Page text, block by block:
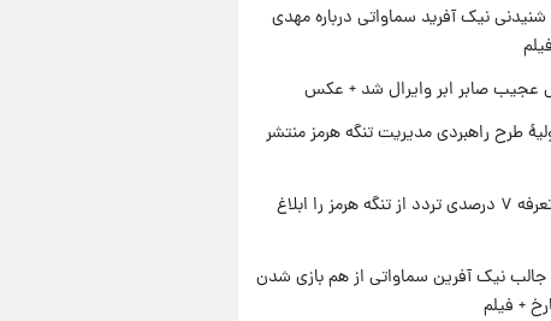
نیک آفرید سماواتی درباره مهدی
عجیب صابر ابر وایرال شد + عکس
طرح راهبردی مدیریت تنگه هرمز منتشر
ایران تعرفه ۷ درصدی تردد از تنگه هرمز را ابلاغ
جالب نیک آفرین سماواتی از هم بازی شدن
+ فیلم